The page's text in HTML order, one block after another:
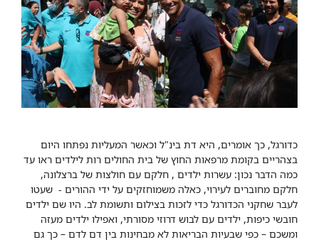
כדורגל, כך אומרים, היא דת בינ"ל וכאשר המעליות נפתחו היום
בצהריים בקומת מרפאות החוץ של בית החולים רות לילדים ראו עד
כמה הדבר נכון: עשרות ילדים , חלקם עם חולצות של ברצלונה,
חלקם מחוברים לעירוי, כאלה משמוחזקים על ידי ההורים - שעטו
לעבר שחקני הכדורגל כדי לזכות בצילום ותשומת לב. היו שם ילדים
חובשי כיפות, ילדים עם לבוש דרוזי מסורתי, ואפילו ילדים מעזה
ומשכם – כפי שבעיות הבריאות לא מבחינות בין דם לדם – כך גם